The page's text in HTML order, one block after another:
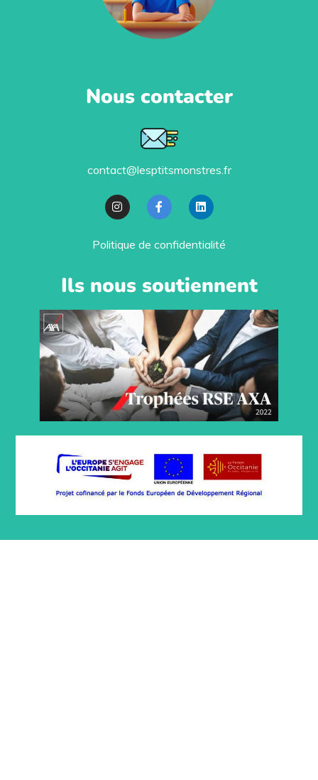
Nous contacter
contact@lesptitsmonstres.fr
Politique de confidentialité
Ils nous soutiennent